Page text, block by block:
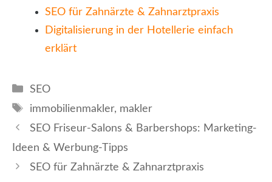
SEO für Zahnärzte & Zahnarztpraxis
Digitalisierung in der Hotellerie einfach
erklärt
Kategorien
SEO
Schlagwörter
immobilienmakler, makler
SEO Friseur-Salons & Barbershops: Marketing-
Ideen & Werbung-Tipps
SEO für Zahnärzte & Zahnarztpraxis